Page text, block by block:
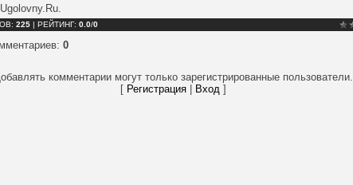
: 225 | РЕЙТИНГ: 0.0/0
: 0
комментарии могут только зарегистрированные пользователи.
[ Регистрация| Вход]